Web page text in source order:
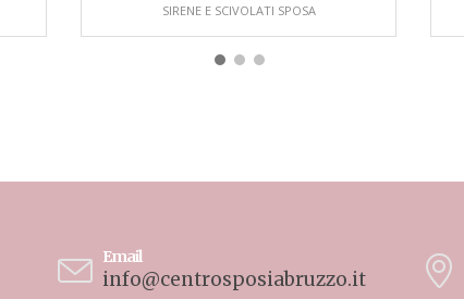
DALIN GIULIA
SIRENE E SCIVOLATI SPOSA
Email